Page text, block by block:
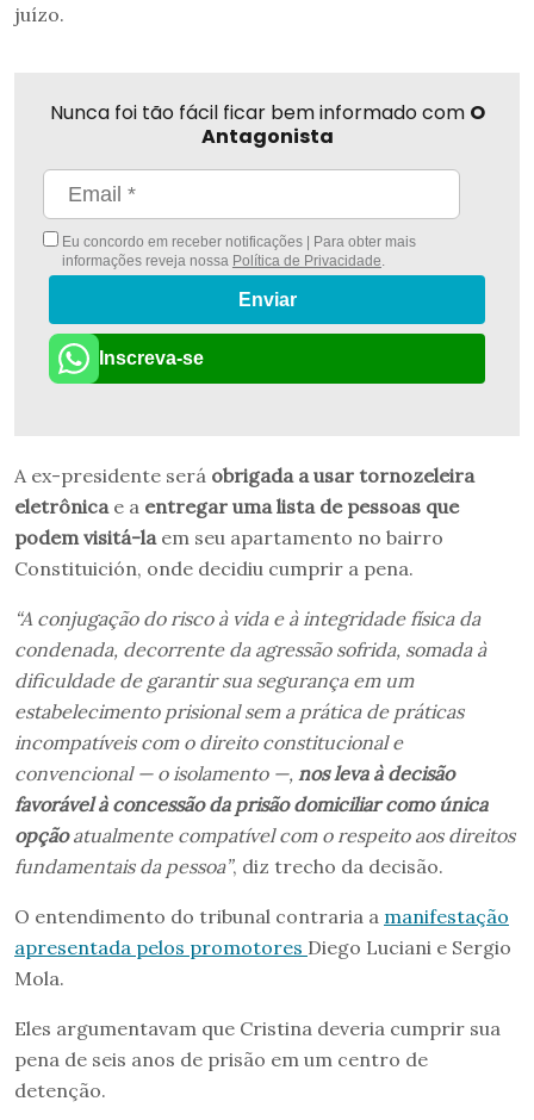
juízo.
Nunca foi tão fácil ficar bem informado com O
Antagonista
Eu concordo em receber notificações | Para obter mais
informações reveja nossa Política de Privacidade.
Enviar
Inscreva-se
A ex-presidente será obrigada a usar tornozeleira
eletrônica e a entregar uma lista de pessoas que
podem visitá-la em seu apartamento no bairro
Constituición, onde decidiu cumprir a pena.
“A conjugação do risco à vida e à integridade física da
condenada, decorrente da agressão sofrida, somada à
dificuldade de garantir sua segurança em um
estabelecimento prisional sem a prática de práticas
incompatíveis com o direito constitucional e
convencional — o isolamento —, nos leva à decisão
favorável à concessão da prisão domiciliar como única
opçãoatualmente compatível com o respeito aos direitos
fundamentais da pessoa”, diz trecho da decisão.
O entendimento do tribunal contraria a manifestação
apresentada pelos promotores Diego Luciani e Sergio
Mola.
Eles argumentavam que Cristina deveria cumprir sua
pena de seis anos de prisão em um centro de
detenção.